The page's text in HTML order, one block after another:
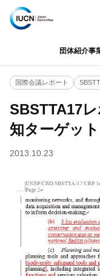
団体紹介事
国際会議レポート
SBSTTA17
知ターゲット
2013.10.23